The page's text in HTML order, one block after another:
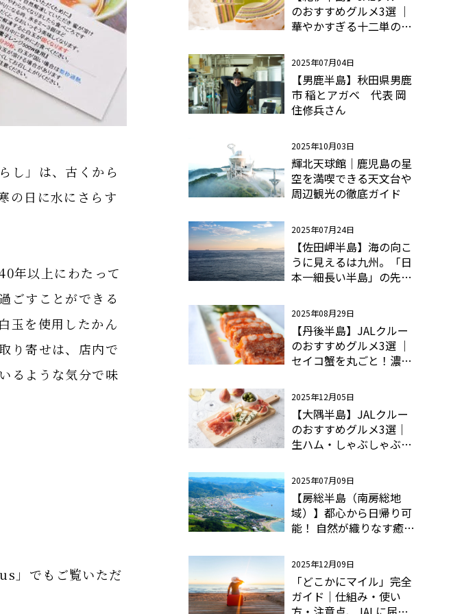
し」は、古くから
の日に水にさらす
年以上にわたって
ごすことができる
玉を使用したかん
り寄せは、店内で
るような気分で味
」でもご覧いただ
のおすすめグルメ3選 ｜
華やかすぎる十二単のバ
2025年07月04日
【男鹿半島】秋田県男鹿
市 稲とアガベ 代表 岡
住修兵さん
2025年10月03日
輝北天球館｜鹿児島の星
空を満喫できる天文台や
周辺観光の徹底ガイド
2025年07月24日
【佐田岬半島】海の向こ
うに見えるは九州。「日
本一細長い半島」の先端
2025年08月29日
【丹後半島】JALクルー
のおすすめグルメ3選 ｜
セイコ蟹を丸ごと！濃厚
2025年12月05日
【大隅半島】JALクルー
のおすすめグルメ3選｜
生ハム・しゃぶしゃぶ・
い尽くそう！
2025年07月09日
【房総半島（南房総地
域）】都心から日帰り可
能！ 自然が織りなす癒や
2025年12月09日
「どこかにマイル」完全
ガイド｜仕組み・使い